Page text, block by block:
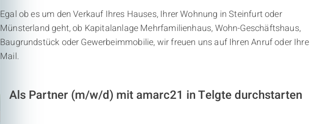
Egal ob es um den Verkauf Ihres Hauses, Ihrer Wohnung in Steinfurt oder
Münsterland geht, ob Kapitalanlage Mehrfamilienhaus, Wohn-Geschäftshaus,
Baugrundstück oder Gewerbeimmobilie, wir freuen uns auf Ihren Anruf oder Ihre
Mail.
Als Partner (m/w/d) mit amarc21 in Telgte durchstarten